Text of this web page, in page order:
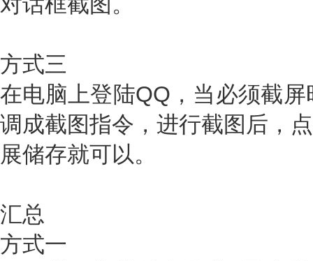
方式三
在电脑上登陆QQ，当必须截
调成截图指令，进行截图后，
展储存就可以。
汇总
方式一